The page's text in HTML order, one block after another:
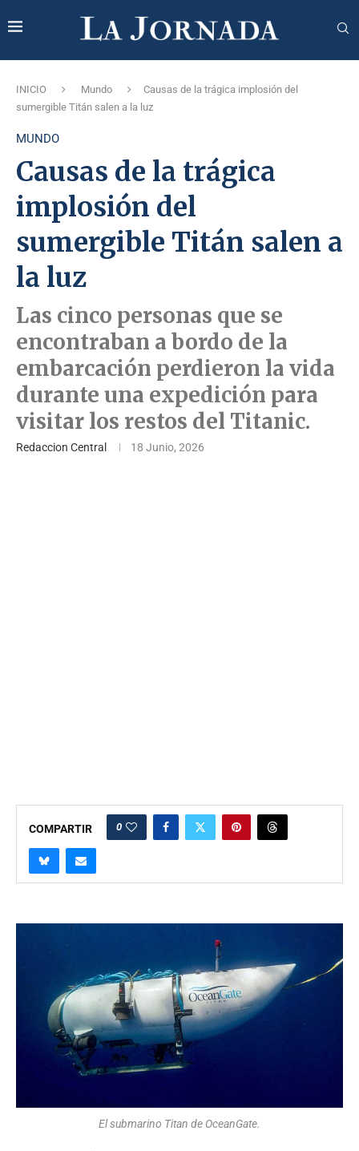
INICIO Mundo
Causas de la trágica implosión del
sumergible Titán salen a la luz
MUNDO
Causas de la trágica
implosión del
sumergible Titán salen a
la luz
Las cinco personas que se
encontraban a bordo de la
embarcación perdieron la vida
durante una expedición para
visitar los restos del Titanic.
Redaccion Central 18 Junio, 2026
COMPARTIR 0
El submarino Titan de OceanGate.